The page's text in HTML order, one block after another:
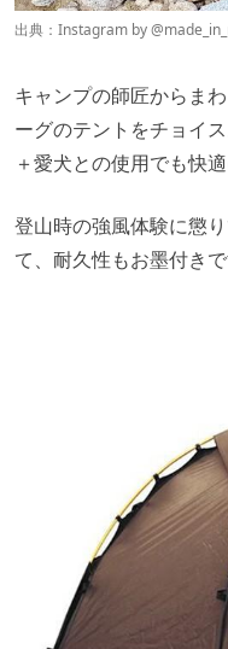
出典：Instagram by@
キャンプの師匠からま
ーグのテントをチョイ
＋愛犬との使用でも快
登山時の強風体験に懲
て、耐久性もお墨付きで